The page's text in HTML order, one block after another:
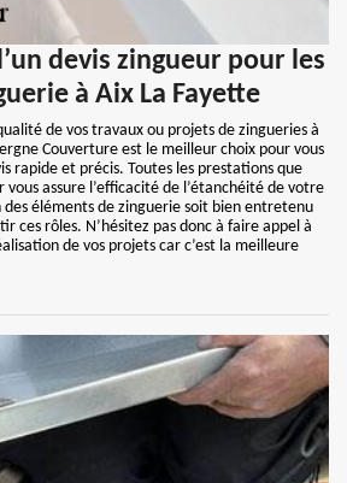
devis zingueur pour les
à Aix La Fayette
de vos travaux ou projets de zingueries à
Couverture est le meilleur choix pour vous
rapide et précis. Toutes les prestations que
assure l’efficacité de l’étanchéité de votre
éléments de zinguerie soit bien entretenu
ces rôles. N’hésitez pas donc à faire appel à
de vos projets car c’est la meilleure